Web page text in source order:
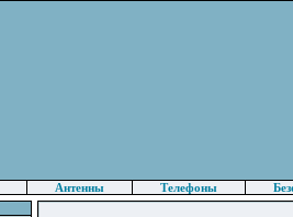
Антенны Телефоны